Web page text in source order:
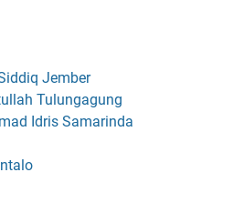
Jember
Tulungagung
Idris Samarinda